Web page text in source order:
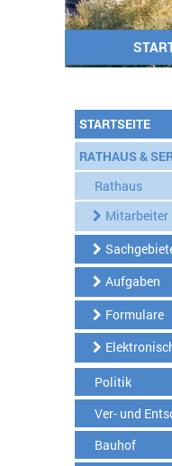
STARTSEITE
RATHAUS &
Rathaus
Mitarbeiter
Aufgaben
Formulare
Politik
Ver- und
Bauhof